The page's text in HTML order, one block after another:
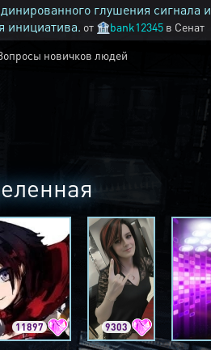
глушения сигнала и
инициатива. от 🏦bank12345 в Сенат
новичков людей
11897 9303